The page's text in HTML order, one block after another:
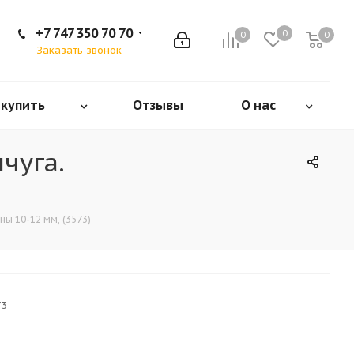
0 0 0
+7 747 350 70 70
Заказать звонок
Отзывы О нас
10-12 мм, (3573)